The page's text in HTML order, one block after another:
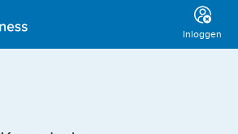
Inloggen